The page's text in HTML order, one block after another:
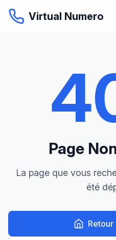
Virtual Numero
Page
La page que vous
été